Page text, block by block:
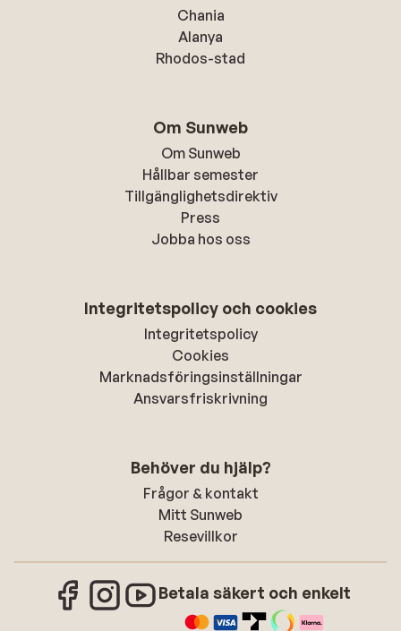
Chania
Alanya
Rhodos-stad
Om Sunweb
Om Sunweb
Hållbar semester
Tillgänglighetsdirektiv
Press
Jobba hos oss
Integritetspolicy och cookies
Integritetspolicy
Cookies
Marknadsföringsinställningar
Ansvarsfriskrivning
Behöver du hjälp?
Frågor & kontakt
Mitt Sunweb
Resevillkor
Betala säkert och enkelt